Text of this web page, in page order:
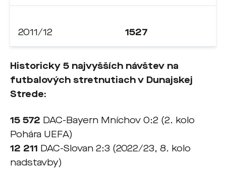
2011/12 1527
Historicky 5 najvyšších návštev na
futbalových stretnutiach v Dunajskej
Strede:
15 572 DAC-Bayern Mníchov 0:2 (2. kolo
Pohára UEFA)
12 211 DAC-Slovan 2:3 (2022/23, 8. kolo
nadstavby)